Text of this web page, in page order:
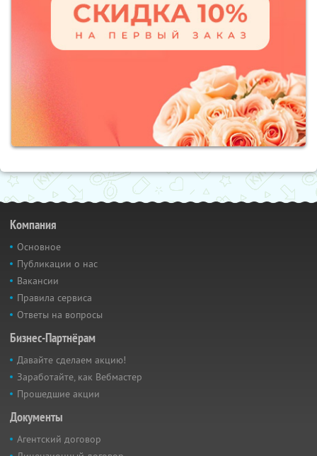
Компания
Основное
Публикации о нас
Вакансии
Правила сервиса
Ответы на вопросы
Бизнес-Партнёрам
Давайте сделаем акцию!
Заработайте, как Вебмастер
Прошедшие акции
Документы
Агентский договор